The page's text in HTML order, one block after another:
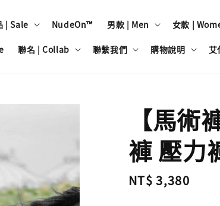
| Sale NudeOn™ 男款 | Men 女款 |
聯名 | Collab 聯繫我們 購物說明 艾
【馬
褲 壓力
Regular
NT$ 3,380